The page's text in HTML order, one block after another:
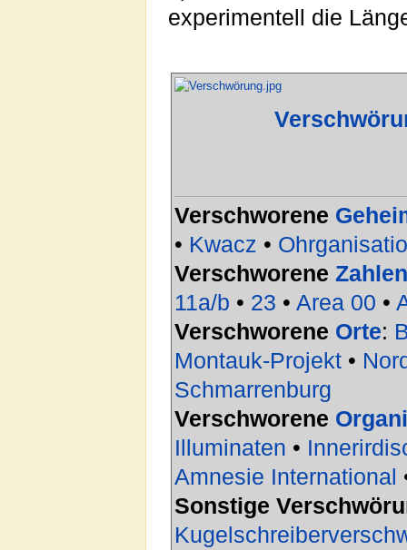
experimentell die
Verschworene
• Kwacz •
Verschworene Zahlen
11a/b • 23 • Area 00 •
Verschworene Orte:
Montauk-Projekt •
Schmarrenburg
Verschworene
Illuminaten •
Amnesie International
Sonstige